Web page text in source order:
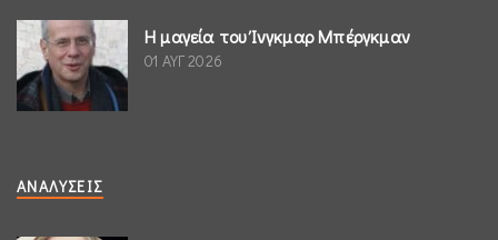
Η μαγεία του Ίνγκμαρ Μπέργκμαν
01 ΑΥΓ 2026
ΑΝΑΛΎΣΕΙΣ